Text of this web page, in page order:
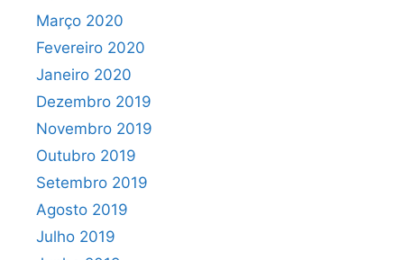
Março 2020
Fevereiro 2020
Janeiro 2020
Dezembro 2019
Novembro 2019
Outubro 2019
Setembro 2019
Agosto 2019
Julho 2019